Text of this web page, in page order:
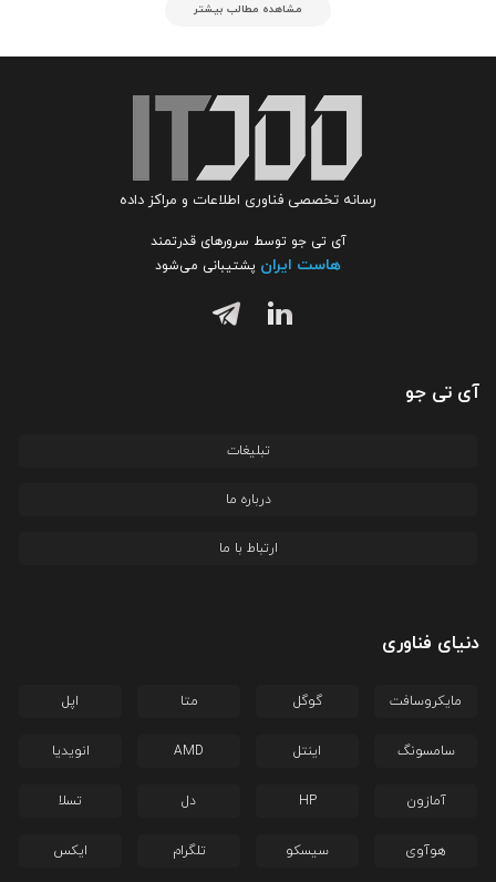
مشاهده مطالب بیشتر
رسانه تخصصی فناوری اطلاعات و مراکز داده
آی تی جو توسط سرورهای قدرتمند
هاست ایران پشتیبانی می‌شود
آی تی جو
تبلیغات
درباره ما
ارتباط با ما
دنیای فناوری
مایکروسافت گوگل متا اپل
سامسونگ اینتل AMD انویدیا
آمازون HP دل تسلا
هوآوی سیسکو تلگرام ایکس